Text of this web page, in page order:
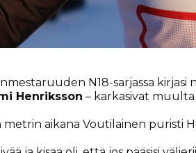
N18-sarjassa kirjasi
Henriksson – karkasivat
metrin aikana Voutilainen puristi